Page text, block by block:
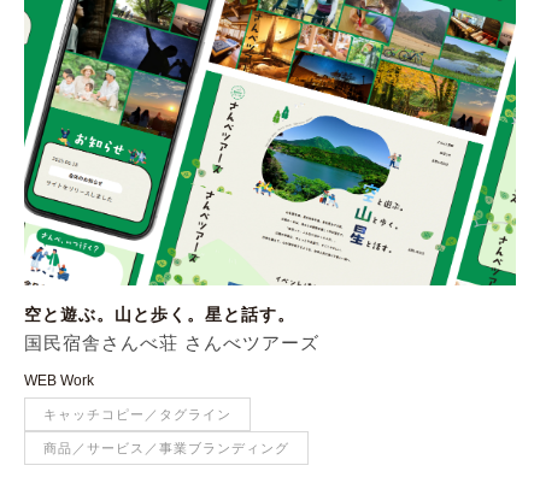
空と遊ぶ。山と歩く。星と話す。
国民宿舎さんべ荘 さんべツアーズ
WEB Work
キャッチコピー／タグライン
商品／サービス／事業ブランディング